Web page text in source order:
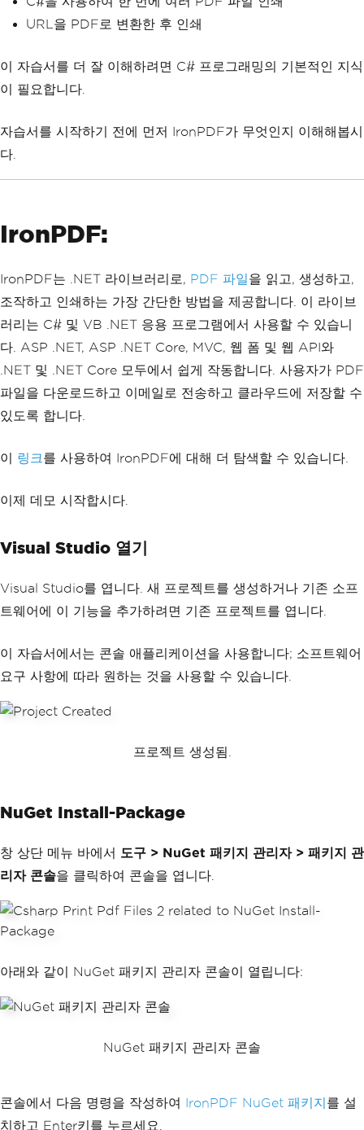
URL을 PDF로 변환한 후 인쇄
이 자습서를 더 잘 이해하려면 C# 프로그래밍의 기본적인 지식
이 필요합니다.
자습서를 시작하기 전에 먼저 IronPDF가 무엇인지 이해해봅시
다.
IronPDF:
IronPDF는 .NET 라이브러리로, PDF 파일을 읽고, 생성하고,
조작하고 인쇄하는 가장 간단한 방법을 제공합니다. 이 라이브
러리는 C# 및 VB .NET 응용 프로그램에서 사용할 수 있습니
다. ASP .NET, ASP .NET Core, MVC, 웹 폼 및 웹 API와
.NET 및 .NET Core 모두에서 쉽게 작동합니다. 사용자가 PDF
파일을 다운로드하고 이메일로 전송하고 클라우드에 저장할 수
있도록 합니다.
이 링크를 사용하여 IronPDF에 대해 더 탐색할 수 있습니다.
이제 데모 시작합시다.
Visual Studio 열기
Visual Studio를 엽니다. 새 프로젝트를 생성하거나 기존 소프
트웨어에 이 기능을 추가하려면 기존 프로젝트를 엽니다.
이 자습서에서는 콘솔 애플리케이션을 사용합니다; 소프트웨어
요구 사항에 따라 원하는 것을 사용할 수 있습니다.
프로젝트 생성됨.
NuGet Install-Package
창 상단 메뉴 바에서 도구 > NuGet 패키지 관리자 > 패키지 관
리자 콘솔을 클릭하여 콘솔을 엽니다.
아래와 같이 NuGet 패키지 관리자 콘솔이 열립니다:
NuGet 패키지 관리자 콘솔
콘솔에서 다음 명령을 작성하여 IronPDF NuGet 패키지 를 설
치하고 Enter키를 누르세요.